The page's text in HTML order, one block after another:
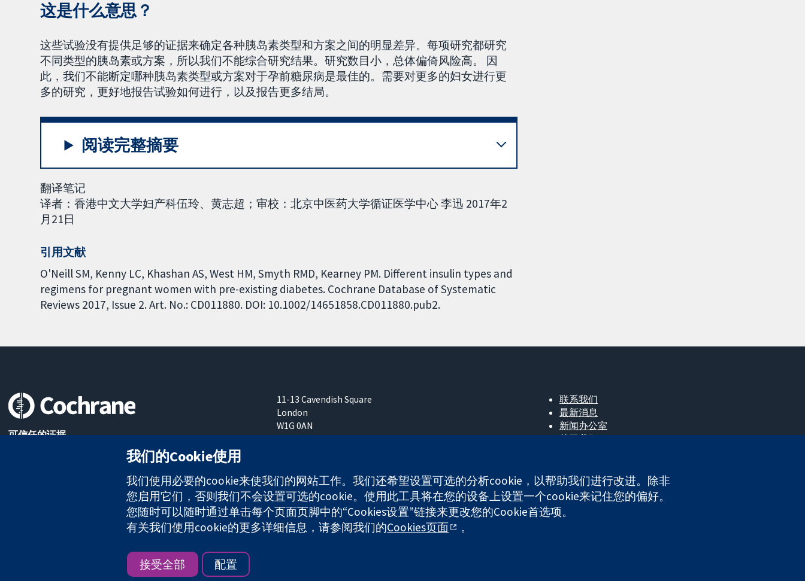
这是什么意思？
这些试验没有提供足够的证据来确定各种胰岛素类型和方案之间的明显差异。每项研究都研究
不同类型的胰岛素或方案，所以我们不能综合研究结果。研究数目小，总体偏倚风险高。 因
此，我们不能断定哪种胰岛素类型或方案对于孕前糖尿病是最佳的。需要对更多的妇女进行更
多的研究，更好地报告试验如何进行，以及报告更多结局。
阅读完整摘要
翻译笔记
译者：香港中文大学妇产科伍玲、黄志超；审校：北京中医药大学循证医学中心 李迅 2017年2
月21日
引用文献
O'Neill SM, Kenny LC, Khashan AS, West HM, Smyth RMD, Kearney PM. Different insulin types and
regimens for pregnant women with pre-existing diabetes. Cochrane Database of Systematic
Reviews 2017, Issue 2. Art. No.: CD011880. DOI: 10.1002/14651858.CD011880.pub2.
可信任的证据
11-13 Cavendish Square
London
W1G 0AN
United Kingdom
联系我们
最新消息
新闻办公室
关于我们
The Cochrane Collaboration is a charity (no. 1045921) and a company limited by guarantee (no. 03044323) registered in England & Wales. VAT registration number GB 718 2127 49.
版权所有：© 2026 Cochrane协作网
我们的Cookie使用
我们使用必要的cookie来使我们的网站工作。我们还希望设置可选的分析cookie，以帮助我们进行改进。除非
您启用它们，否则我们不会设置可选的cookie。使用此工具将在您的设备上设置一个cookie来记住您的偏好。
您随时可以随时通过单击每个页面页脚中的“Cookies设置”链接来更改您的Cookie首选项。
有关我们使用cookie的更多详细信息，请参阅我们的Cookies页面 。
接受全部 配置